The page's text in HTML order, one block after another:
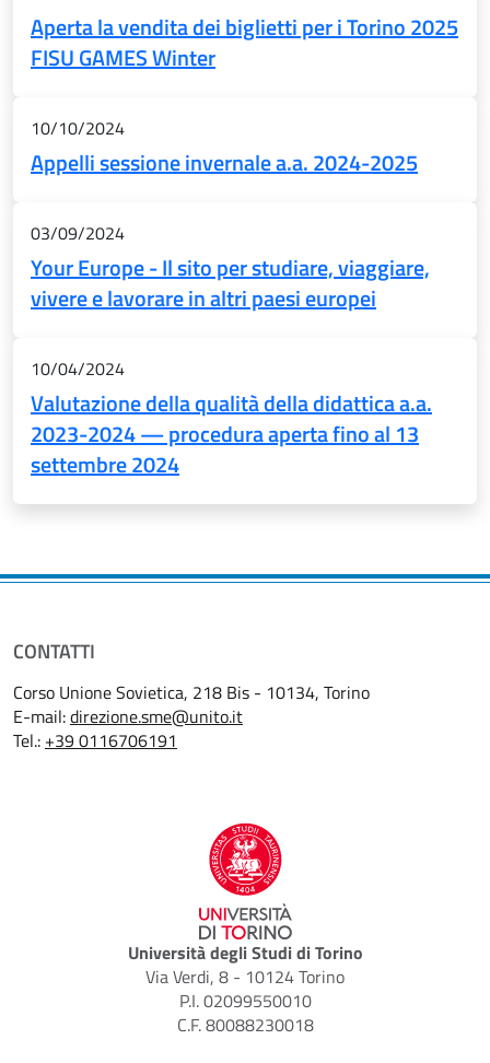
Aperta la vendita dei biglietti per i Torino 2025
FISU GAMES Winter
10/10/2024
Appelli sessione invernale a.a. 2024-2025
03/09/2024
Your Europe - Il sito per studiare, viaggiare,
vivere e lavorare in altri paesi europei
10/04/2024
Valutazione della qualità della didattica a.a.
2023-2024 — procedura aperta fino al 13
settembre 2024
CONTATTI
Corso Unione Sovietica, 218 Bis - 10134, Torino
E-mail:direzione.sme@unito.it
Tel.: +39 0116706191
Università degli Studi di Torino
Via Verdi, 8 - 10124 Torino
P.I. 02099550010
C.F. 80088230018